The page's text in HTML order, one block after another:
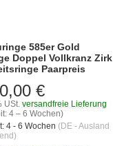
585er Gold
Doppel Vollkranz Zirk
Paarpreis
€
USt. versandfreie Lieferung
4 – 6 Wochen)
4 - 6 Wochen (DE - Ausland